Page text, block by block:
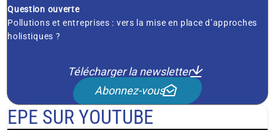
Question ouverte
Pollutions et entreprises : vers la mise en place d’approches
holistiques ?
Télécharger la newsletter
Abonnez-vous
EPE SUR YOUTUBE